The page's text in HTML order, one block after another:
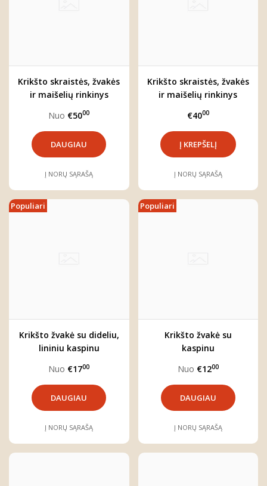
Krikšto skraistės, žvakės
ir maišelių rinkinys
Nuo €5000
DAUGIAU
Į NORŲ SĄRAŠĄ
Krikšto skraistės, žvakės
ir maišelių rinkinys
€4000
Į NORŲ SĄRAŠĄ
Populiari
Krikšto žvakė su dideliu,
lininiu kaspinu
Nuo €1700
DAUGIAU
Į NORŲ SĄRAŠĄ
Populiari
Krikšto žvakė su
kaspinu
Nuo €1200
DAUGIAU
Į NORŲ SĄRAŠĄ